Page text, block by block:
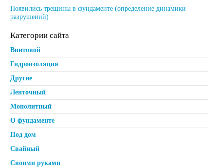
Появились трещины в фундаменте (определение динамики
разрушений)
Категории сайта
Винтовой
Гидроизоляция
Другие
Ленточный
Монолитный
О фундаменте
Под дом
Свайный
Своими руками